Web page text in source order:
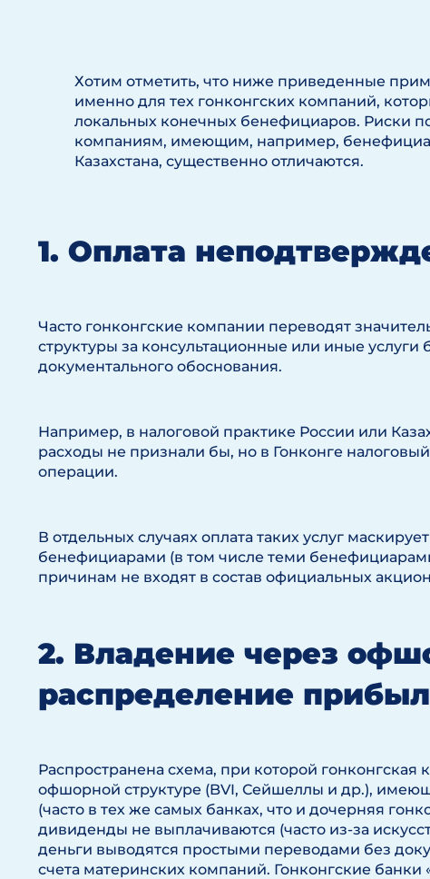
Хотим отметить, что ниже приведенные
именно для тех гонконгских компаний,
локальных конечных бенефициаров. Риски
компаниям, имеющим, например,
Казахстана, существенно отличаются.
1. Оплата
Часто гонконгские компании переводят
структуры за консультационные или иные услуги
документального обоснования.
Например, в налоговой практике России или
расходы не признали бы, но в Гонконге
операции.
В отдельных случаях оплата таких услуг
бенефициарами (в том числе теми
причинам не входят в состав официальных
2. Владение через
распределение
Распространена схема, при которой
офшорной структуре (BVI, Сейшеллы и др.),
(часто в тех же самых банках, что и дочерняя
дивиденды не выплачиваются (часто из-за
деньги выводятся простыми переводами без
счета материнских компаний. Гонконгские банки